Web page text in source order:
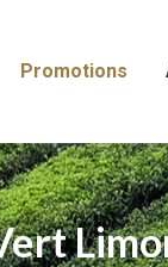
Promotions